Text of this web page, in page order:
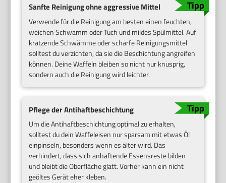
Sanfte Reinigung ohne aggressive Mittel
Verwende für die Reinigung am besten einen feuchten,
weichen Schwamm oder Tuch und mildes Spülmittel. Auf
kratzende Schwämme oder scharfe Reinigungsmittel
solltest du verzichten, da sie die Beschichtung angreifen
können. Deine Waffeln bleiben so nicht nur knusprig,
sondern auch die Reinigung wird leichter.
Pflege der Antihaftbeschichtung
Um die Antihaftbeschichtung optimal zu erhalten,
solltest du dein Waffeleisen nur sparsam mit etwas Öl
einpinseln, besonders wenn es älter wird. Das
verhindert, dass sich anhaftende Essensreste bilden
und bleibt die Oberfläche glatt. Vorher kann ein nicht
geöltes Gerät eher kleben.